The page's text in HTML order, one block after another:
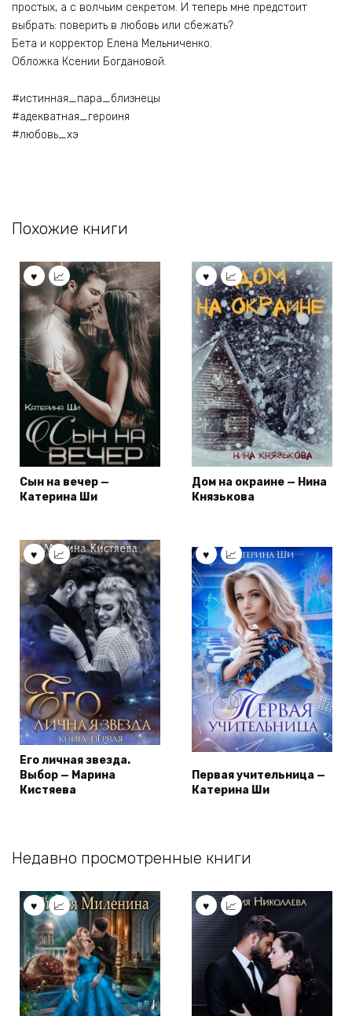
простых, а с волчьим секретом. И теперь мне предстоит
выбрать: поверить в любовь или сбежать?
Бета и корректор Елена Мельниченко.
Обложка Ксении Богдановой.
#истинная_пара_близнецы
#адекватная_героиня
#любовь_хэ
Похожие книги
Сын на вечер —
Катерина Ши
Дом на окраине — Нина
Князькова
Его личная звезда.
Выбор — Марина
Кистяева
Первая учительница —
Катерина Ши
Недавно просмотренные книги